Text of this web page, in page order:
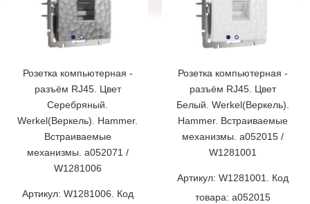
Розетка компьютерная -
разъём RJ45. Цвет
Серебряный.
Werkel(Веркель). Hammer.
Встраиваемые
механизмы. a052071 /
W1281006
Артикул: W1281006. Код
Розетка компьютерная -
разъём RJ45. Цвет
Белый. Werkel(Веркель).
Hammer. Встраиваемые
механизмы. a052015 /
W1281001
Артикул: W1281001. Код
товара: a052015